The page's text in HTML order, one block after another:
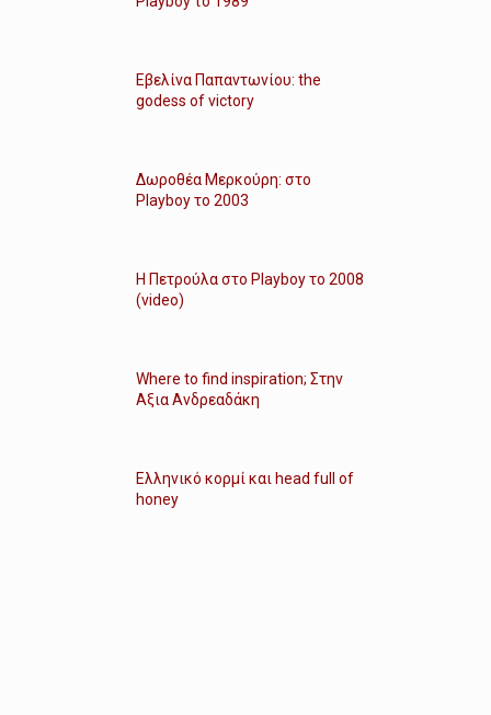
Εβελίνα Παπαντωνίου: the
godess of victory
Δωροθέα Μερκούρη: στο
Playboy το 2003
Η Πετρούλα στο Playboy το 2008
(video)
Where to find inspiration; Στην
Αξια Ανδρεαδάκη
Ελληνικό κορμί και head full of
honey